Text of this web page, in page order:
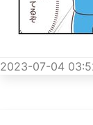
2023-07-04